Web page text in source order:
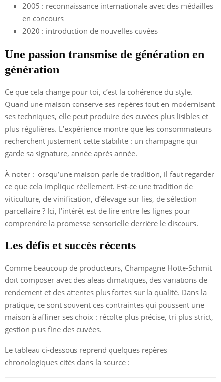
2005 : reconnaissance internationale avec des médailles
en concours
2020 : introduction de nouvelles cuvées
Une passion transmise de génération en
génération
Ce que cela change pour toi, c’est la cohérence du style.
Quand une maison conserve ses repères tout en modernisant
ses techniques, elle peut produire des cuvées plus lisibles et
plus régulières. L’expérience montre que les consommateurs
recherchent justement cette stabilité : un champagne qui
garde sa signature, année après année.
À noter : lorsqu’une maison parle de tradition, il faut regarder
ce que cela implique réellement. Est-ce une tradition de
viticulture, de vinification, d’élevage sur lies, de sélection
parcellaire ? Ici, l’intérêt est de lire entre les lignes pour
comprendre la promesse sensorielle derrière le discours.
Les défis et succès récents
Comme beaucoup de producteurs, Champagne Hotte-Schmit
doit composer avec des aléas climatiques, des variations de
rendement et des attentes plus fortes sur la qualité. Dans la
pratique, ce sont souvent ces contraintes qui poussent une
maison à affiner ses choix : récolte plus précise, tri plus strict,
gestion plus fine des cuvées.
Le tableau ci-dessous reprend quelques repères
chronologiques cités dans la source :